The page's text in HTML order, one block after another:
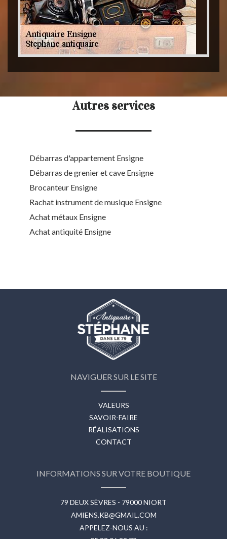
Autres services
Débarras d'appartement Ensigne
Débarras de grenier et cave Ensigne
Brocanteur Ensigne
Rachat instrument de musique Ensigne
Achat métaux Ensigne
Achat antiquité Ensigne
NAVIGUER SUR LE SITE
VALEURS
SAVOIR-FAIRE
RÉALISATIONS
CONTACT
INFORMATIONS SUR VOTRE BOUTIQUE
79 DEUX SÈVRES - 79000 NIORT
AMIENS.KB@GMAIL.COM
APPELEZ-NOUS AU :